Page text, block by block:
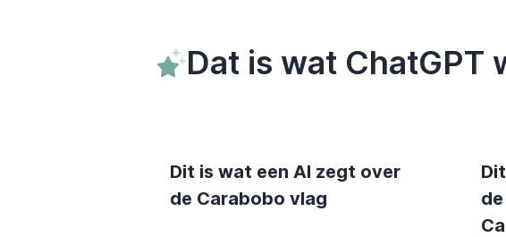
Dat is wat ChatGPT
Dit is wat een AI zegt over
de Carabobo vlag